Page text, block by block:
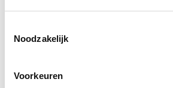
Noodzakelijk
Voorkeuren
8
Zeer tevreden met
Het is even wennen omdat je bijna